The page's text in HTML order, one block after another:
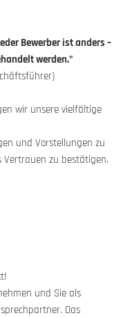
Bewerber ist anders –
werden."
wir unsere vielfältige
und Vorstellungen zu
zu bestätigen.
und Sie als
Das